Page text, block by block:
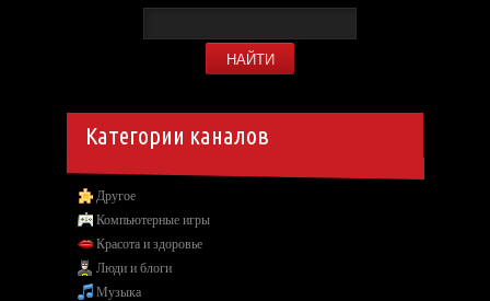
Категории каналов
Другое
Компьютерные игры
Красота и здоровье
Люди и блоги
Музыка